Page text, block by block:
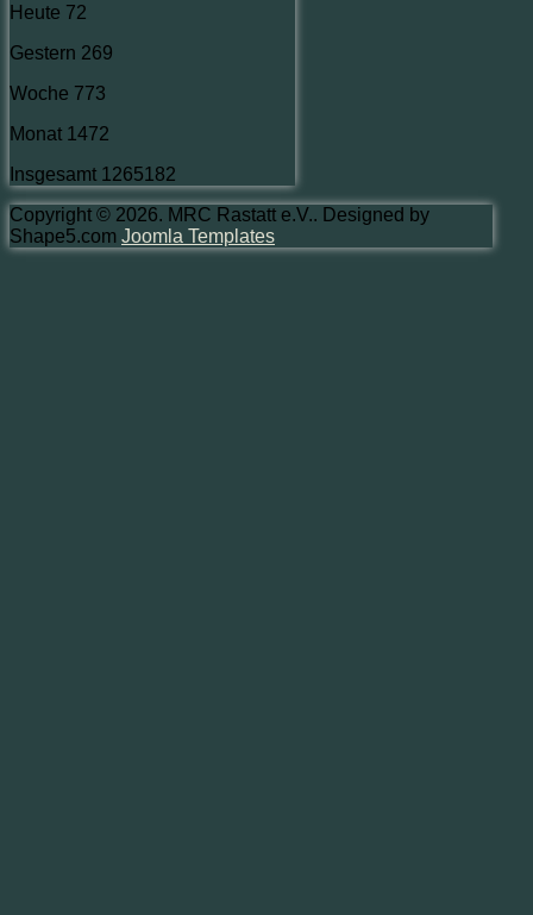
Heute 72
Gestern 269
Woche 773
Monat 1472
Insgesamt 1265182
Copyright © 2026. MRC Rastatt e.V.. Designed by
Shape5.com Joomla Templates